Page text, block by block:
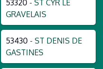
53320 - ST CYR LE
GRAVELAIS
53430 - ST DENIS DE
GASTINES